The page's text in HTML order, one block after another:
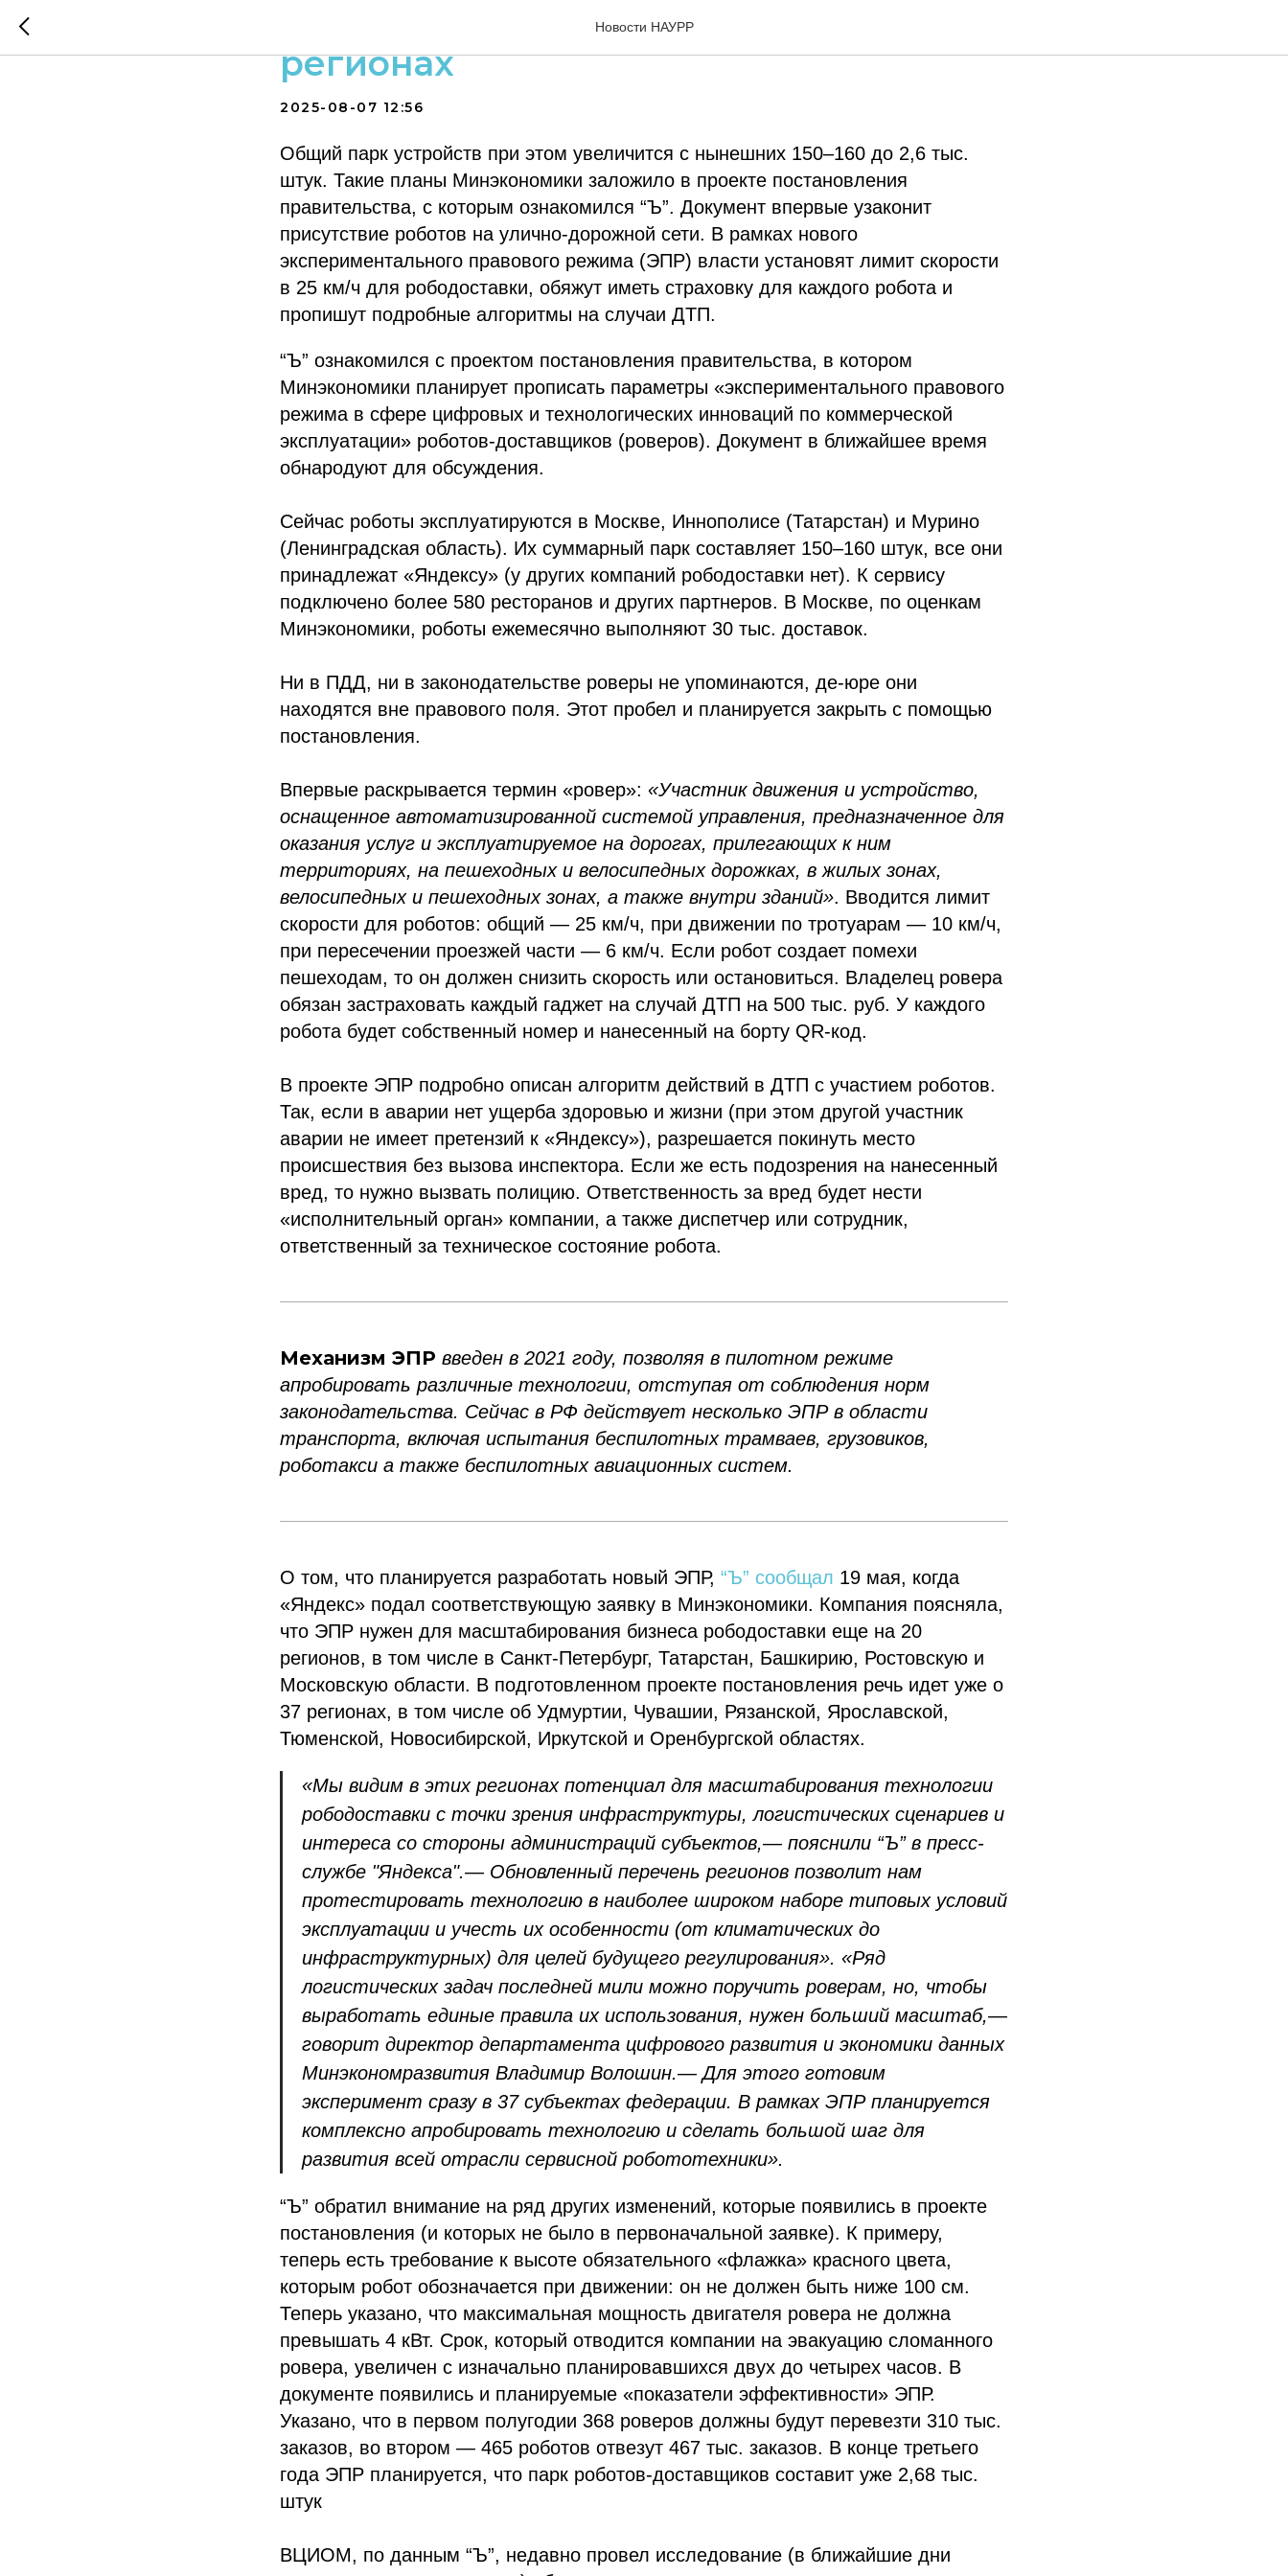
Новости НАУРР
Роботы-доставщики появятся в 37
регионах
2025-08-07 12:56
Общий парк устройств при этом увеличится с нынешних 150–160 до 2,6 тыс.
штук. Такие планы Минэкономики заложило в проекте постановления
правительства, с которым ознакомился “Ъ”. Документ впервые узаконит
присутствие роботов на улично-дорожной сети. В рамках нового
экспериментального правового режима (ЭПР) власти установят лимит скорости
в 25 км/ч для рободоставки, обяжут иметь страховку для каждого робота и
пропишут подробные алгоритмы на случаи ДТП.
“Ъ” ознакомился с проектом постановления правительства, в котором
Минэкономики планирует прописать параметры «экспериментального правового
режима в сфере цифровых и технологических инноваций по коммерческой
эксплуатации» роботов-доставщиков (роверов). Документ в ближайшее время
обнародуют для обсуждения.
Сейчас роботы эксплуатируются в Москве, Иннополисе (Татарстан) и Мурино
(Ленинградская область). Их суммарный парк составляет 150–160 штук, все они
принадлежат «Яндексу» (у других компаний рободоставки нет). К сервису
подключено более 580 ресторанов и других партнеров. В Москве, по оценкам
Минэкономики, роботы ежемесячно выполняют 30 тыс. доставок.
Ни в ПДД, ни в законодательстве роверы не упоминаются, де-юре они
находятся вне правового поля. Этот пробел и планируется закрыть с помощью
постановления.
Впервые раскрывается термин «ровер»: «Участник движения и устройство,
оснащенное автоматизированной системой управления, предназначенное для
оказания услуг и эксплуатируемое на дорогах, прилегающих к ним
территориях, на пешеходных и велосипедных дорожках, в жилых зонах,
велосипедных и пешеходных зонах, а также внутри зданий». Вводится лимит
скорости для роботов: общий — 25 км/ч, при движении по тротуарам — 10 км/ч,
при пересечении проезжей части — 6 км/ч. Если робот создает помехи
пешеходам, то он должен снизить скорость или остановиться. Владелец ровера
обязан застраховать каждый гаджет на случай ДТП на 500 тыс. руб. У каждого
робота будет собственный номер и нанесенный на борту QR-код.
В проекте ЭПР подробно описан алгоритм действий в ДТП с участием роботов.
Так, если в аварии нет ущерба здоровью и жизни (при этом другой участник
аварии не имеет претензий к «Яндексу»), разрешается покинуть место
происшествия без вызова инспектора. Если же есть подозрения на нанесенный
вред, то нужно вызвать полицию. Ответственность за вред будет нести
«исполнительный орган» компании, а также диспетчер или сотрудник,
ответственный за техническое состояние робота.
Механизм ЭПР введен в 2021 году, позволяя в пилотном режиме
апробировать различные технологии, отступая от соблюдения норм
законодательства. Сейчас в РФ действует несколько ЭПР в области
транспорта, включая испытания беспилотных трамваев, грузовиков,
роботакси а также беспилотных авиационных систем.
О том, что планируется разработать новый ЭПР, “Ъ” сообщал 19 мая, когда
«Яндекс» подал соответствующую заявку в Минэкономики. Компания поясняла,
что ЭПР нужен для масштабирования бизнеса рободоставки еще на 20
регионов, в том числе в Санкт-Петербург, Татарстан, Башкирию, Ростовскую и
Московскую области. В подготовленном проекте постановления речь идет уже о
37 регионах, в том числе об Удмуртии, Чувашии, Рязанской, Ярославской,
Тюменской, Новосибирской, Иркутской и Оренбургской областях.
«Мы видим в этих регионах потенциал для масштабирования технологии
рободоставки с точки зрения инфраструктуры, логистических сценариев и
интереса со стороны администраций субъектов,— пояснили “Ъ” в пресс-
службе "Яндекса".— Обновленный перечень регионов позволит нам
протестировать технологию в наиболее широком наборе типовых условий
эксплуатации и учесть их особенности (от климатических до
инфраструктурных) для целей будущего регулирования». «Ряд
логистических задач последней мили можно поручить роверам, но, чтобы
выработать единые правила их использования, нужен больший масштаб,—
говорит директор департамента цифрового развития и экономики данных
Минэкономразвития Владимир Волошин.— Для этого готовим
эксперимент сразу в 37 субъектах федерации. В рамках ЭПР планируется
комплексно апробировать технологию и сделать большой шаг для
развития всей отрасли сервисной робототехники».
“Ъ” обратил внимание на ряд других изменений, которые появились в проекте
постановления (и которых не было в первоначальной заявке). К примеру,
теперь есть требование к высоте обязательного «флажка» красного цвета,
которым робот обозначается при движении: он не должен быть ниже 100 см.
Теперь указано, что максимальная мощность двигателя ровера не должна
превышать 4 кВт. Срок, который отводится компании на эвакуацию сломанного
ровера, увеличен с изначально планировавшихся двух до четырех часов. В
документе появились и планируемые «показатели эффективности» ЭПР.
Указано, что в первом полугодии 368 роверов должны будут перевезти 310 тыс.
заказов, во втором — 465 роботов отвезут 467 тыс. заказов. В конце третьего
года ЭПР планируется, что парк роботов-доставщиков составит уже 2,68 тыс.
штук
ВЦИОМ, по данным “Ъ”, недавно провел исследование (в ближайшие дни